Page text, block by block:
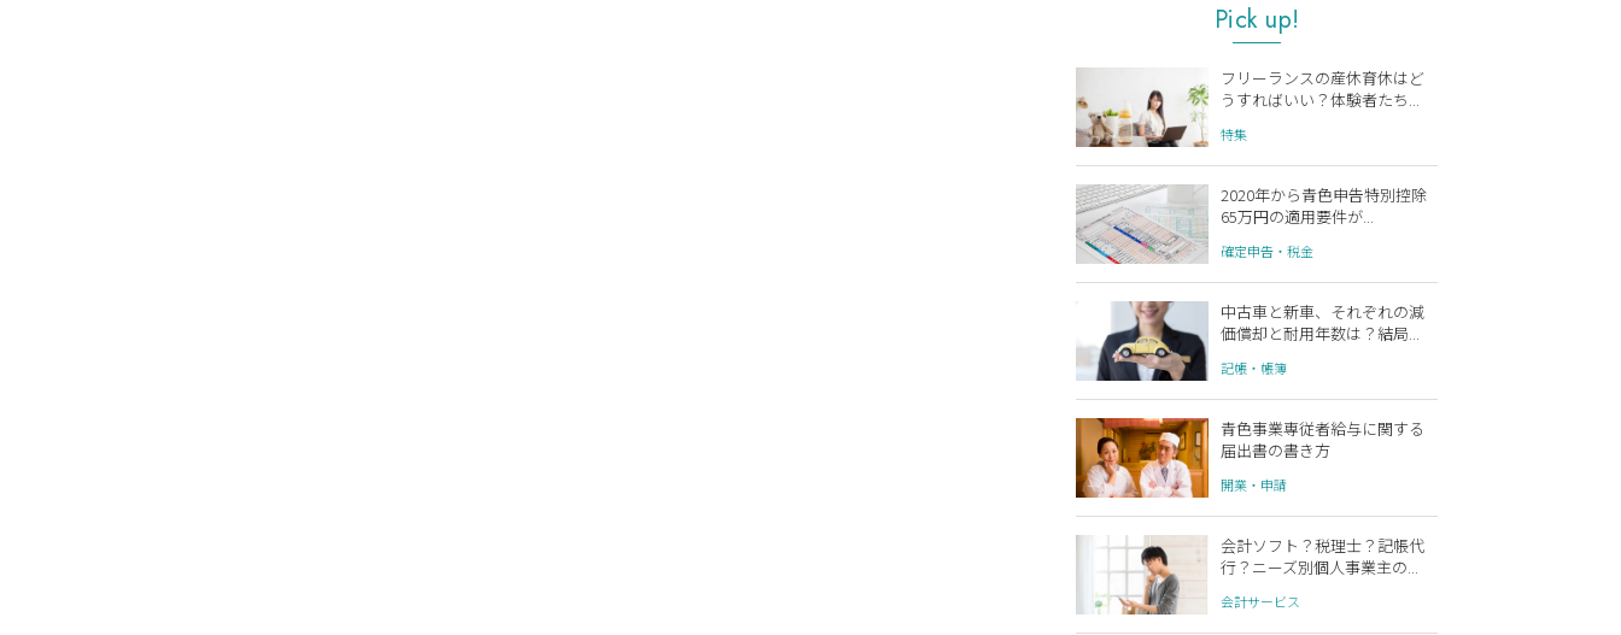
Pick up!
フリーランスの産休育休はど
うすればいい？体験者たち...
特集
2020年から青色申告特別控除
65万円の適用要件が...
確定申告・税金
中古車と新車、それぞれの減
価償却と耐用年数は？結局...
記帳・帳簿
青色事業専従者給与に関する
届出書の書き方
開業・申請
会計ソフト？税理士？記帳代
行？ニーズ別個人事業主の...
会計サービス